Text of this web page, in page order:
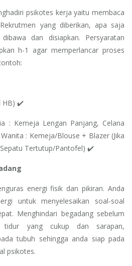
psikotes kerja yaitu membaca
yang diberikan, apa saja
dan disiapkan. Persyaratan
h-1 agar memperlancar proses
HB) ✔️
: Kemeja Lengan Panjang, Celana
: Kemeja/Blouse + Blazer (Jika
Tertutup/Pantofel) ✔️
energi fisik dan pikiran. Anda
untuk menyelesaikan soal-soal
Menghindari begadang sebelum
tidur yang cukup dan sarapan,
tubuh sehingga anda siap pada
psikotes.